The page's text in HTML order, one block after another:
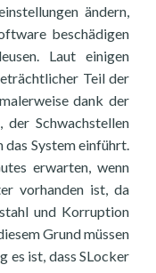
ändern,
beschädigen
Laut einigen
Teil der
dank der
Schwachstellen
das System einführt.
erwarten, wenn
vorhanden ist, da
und Korruption
Grund müssen
es ist, dass SLocker